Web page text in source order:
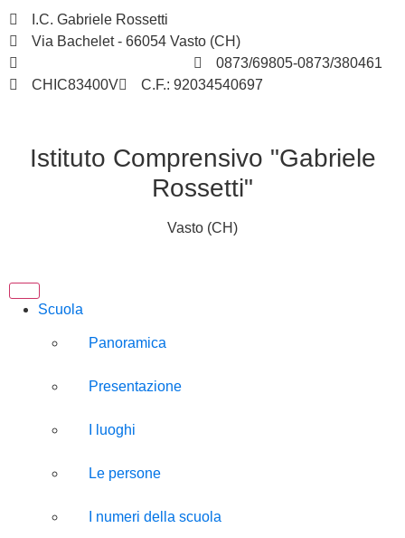
I.C. Gabriele Rossetti
Via Bachelet - 66054 Vasto (CH)
0873/69805-0873/380461
CHIC83400V
C.F.: 92034540697
Istituto Comprensivo "Gabriele
Rossetti"
Vasto (CH)
Scuola
Panoramica
Presentazione
I luoghi
Le persone
I numeri della scuola